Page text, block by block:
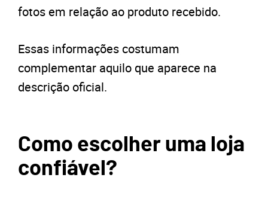
fotos em relação ao produto recebido.
Essas informações costumam
complementar aquilo que aparece na
descrição oficial.
Como escolher uma loja
confiável?